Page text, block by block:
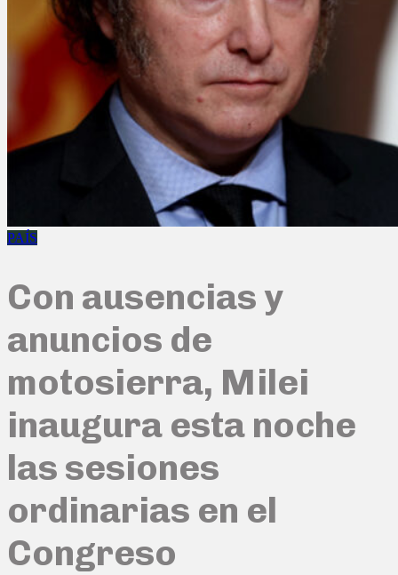
PAÍS
Con ausencias y
anuncios de
motosierra, Milei
inaugura esta noche
las sesiones
ordinarias en el
Congreso